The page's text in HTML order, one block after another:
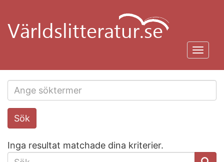
huvudinnehåll
Search
this
Sök
Inga resultat matchade dina kriterier.
SÖKFORMULÄR